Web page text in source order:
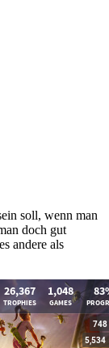
soll, wenn man
doch gut
andere als